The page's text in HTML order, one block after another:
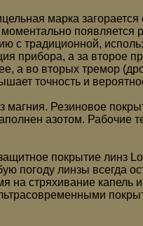
марка
появляется
с традиционной,
прибора, а за второе
а во вторых тремор
точность и
магния. Резиновое
азотом. Рабочие
покрытие линз
погоду линзы всегда
на стряхивание капель